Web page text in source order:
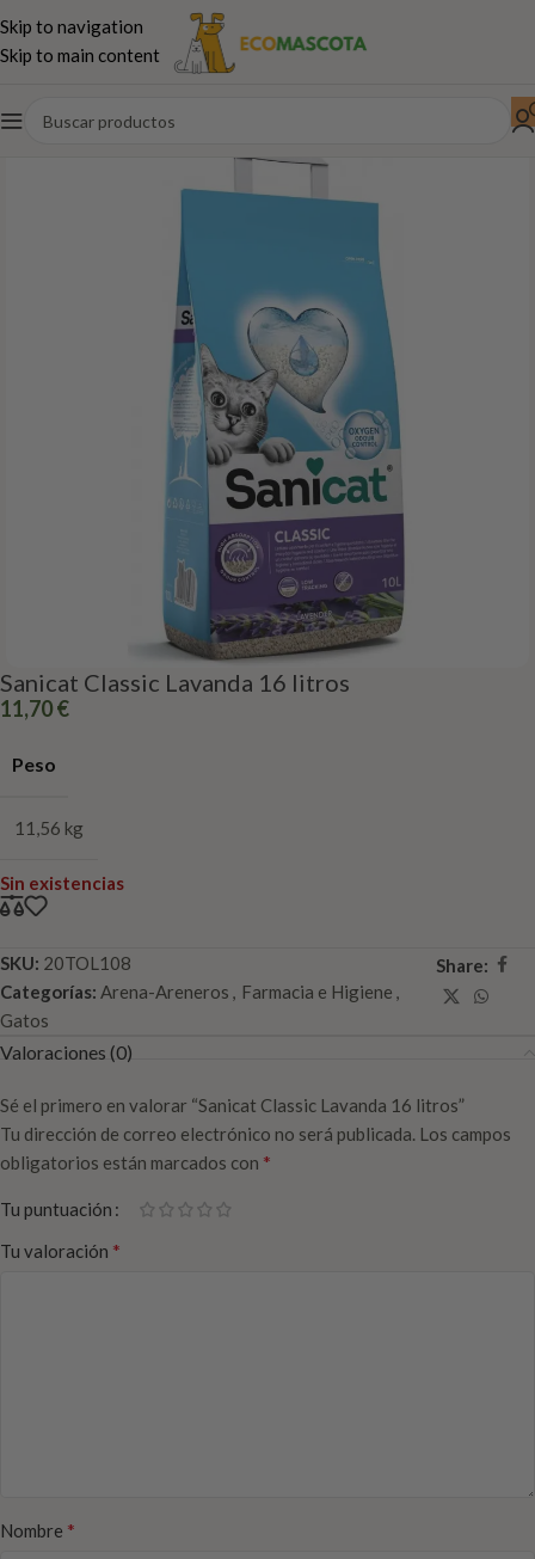
Skip to navigation
Skip to main content
Inicio Gatos Arena-Areneros
Sanicat Classic Lavanda 16 litros
11,70€
Peso
11,56 kg
Sin existencias
SKU: 20TOL108
Categorías: Arena-Areneros , Farmacia e Higiene ,
Gatos
Share:
Valoraciones (0)
Sé el primero en valorar “Sanicat Classic Lavanda 16 litros”
Tu dirección de correo electrónico no será publicada. Los campos
obligatorios están marcados con *
Tu puntuación
Tu valoración *
Nombre *